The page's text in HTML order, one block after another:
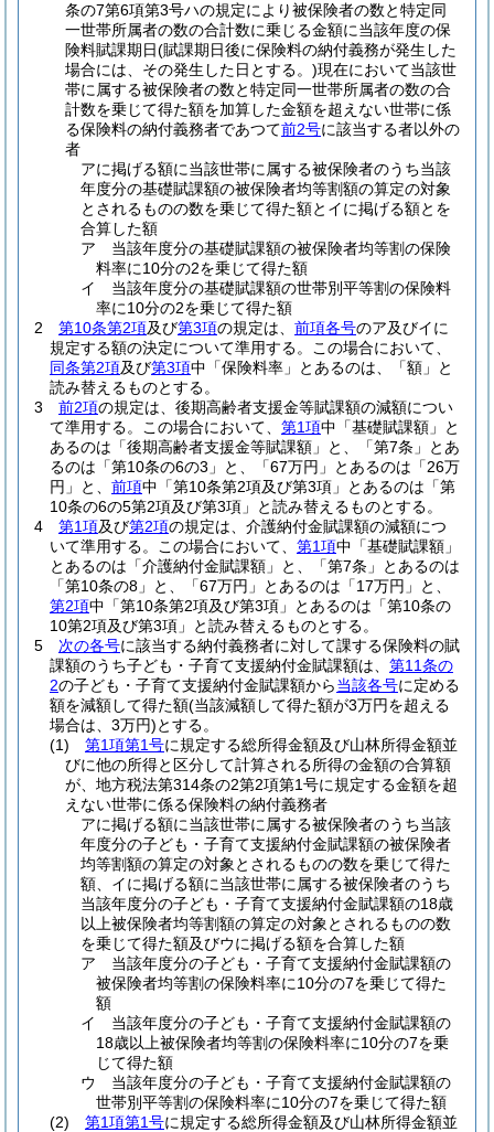
条の7第6項第3号ハの規定により被保険者の数と特定同
一世帯所属者の数の合計数に乗じる金額に当該年度の保
険料賦課期日(賦課期日後に保険料の納付義務が発生した
場合には、その発生した日とする。)現在において当該世
帯に属する被保険者の数と特定同一世帯所属者の数の合
計数を乗じて得た額を加算した金額を超えない世帯に係
る保険料の納付義務者であつて前2号に該当する者以外の
者
アに掲げる額に当該世帯に属する被保険者のうち当該
年度分の基礎賦課額の被保険者均等割額の算定の対象
とされるものの数を乗じて得た額とイに掲げる額とを
合算した額
ア 当該年度分の基礎賦課額の被保険者均等割の保険
料率に10分の2を乗じて得た額
イ 当該年度分の基礎賦課額の世帯別平等割の保険料
率に10分の2を乗じて得た額
2
第10条第2項及び第3項の規定は、 前項各号のア及びイに
規定する額の決定について準用する。
この場合において、
同条第2項及び第3項中「保険料率」とあるのは、「額」と
読み替えるものとする。
3
前2項の規定は、後期高齢者支援金等賦課額の減額につい
て準用する。
この場合において、 第1項中「基礎賦課額」と
あるのは「後期高齢者支援金等賦課額」と、「第7条」とあ
るのは「第10条の6の3」と、「67万円」とあるのは「26万
円」と、 前項中「第10条第2項及び第3項」とあるのは「第
10条の6の5第2項及び第3項」と読み替えるものとする。
4
第1項及び第2項の規定は、介護納付金賦課額の減額につ
いて準用する。
この場合において、 第1項中「基礎賦課額」
とあるのは「介護納付金賦課額」と、「第7条」とあるのは
「第10条の8」と、「67万円」とあるのは「17万円」と、
第2項中「第10条第2項及び第3項」とあるのは「第10条の
10第2項及び第3項」と読み替えるものとする。
5
次の各号に該当する納付義務者に対して課する保険料の賦
課額のうち子ども・子育て支援納付金賦課額は、 第11条の
2の子ども・子育て支援納付金賦課額から当該各号に定める
額を減額して得た額(当該減額して得た額が3万円を超える
場合は、3万円)とする。
(1)
第1項第1号に規定する総所得金額及び山林所得金額並
びに他の所得と区分して計算される所得の金額の合算額
が、地方税法第314条の2第2項第1号に規定する金額を超
えない世帯に係る保険料の納付義務者
アに掲げる額に当該世帯に属する被保険者のうち当該
年度分の子ども・子育て支援納付金賦課額の被保険者
均等割額の算定の対象とされるものの数を乗じて得た
額、イに掲げる額に当該世帯に属する被保険者のうち
当該年度分の子ども・子育て支援納付金賦課額の18歳
以上被保険者均等割額の算定の対象とされるものの数
を乗じて得た額及びウに掲げる額を合算した額
ア 当該年度分の子ども・子育て支援納付金賦課額の
被保険者均等割の保険料率に10分の7を乗じて得た
額
イ 当該年度分の子ども・子育て支援納付金賦課額の
18歳以上被保険者均等割の保険料率に10分の7を乗
じて得た額
ウ 当該年度分の子ども・子育て支援納付金賦課額の
世帯別平等割の保険料率に10分の7を乗じて得た額
(2)
第1項第1号に規定する総所得金額及び山林所得金額並